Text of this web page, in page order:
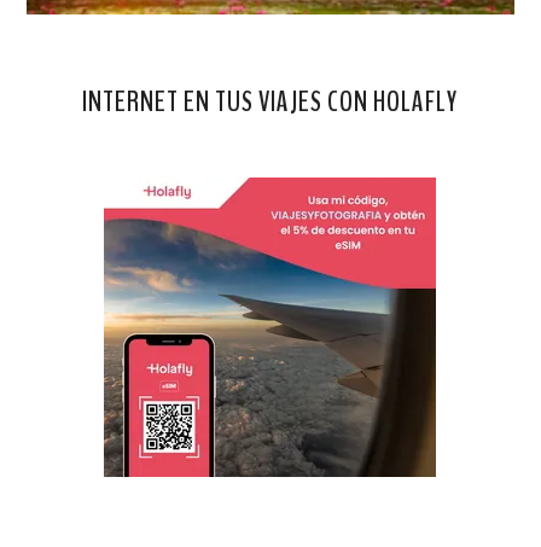
INTERNET EN TUS VIAJES CON HOLAFLY